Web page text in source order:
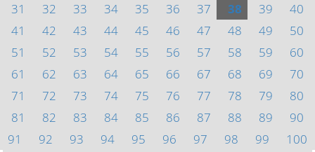
31
32 33 34 35 36 37 38 39
40
41
42 43 44 45 46 47 48 49
50
51
52 53 54 55 56 57 58 59
60
61
62 63 64 65 66 67 68 69
70
71
72 73 74 75 76 77 78 79
80
81
82 83 84 85 86 87 88 89
90
91
92 93 94 95 96 97 98 99
100